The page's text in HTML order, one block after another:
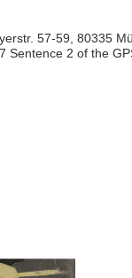
57-59, 80335
Sentence 2 of the